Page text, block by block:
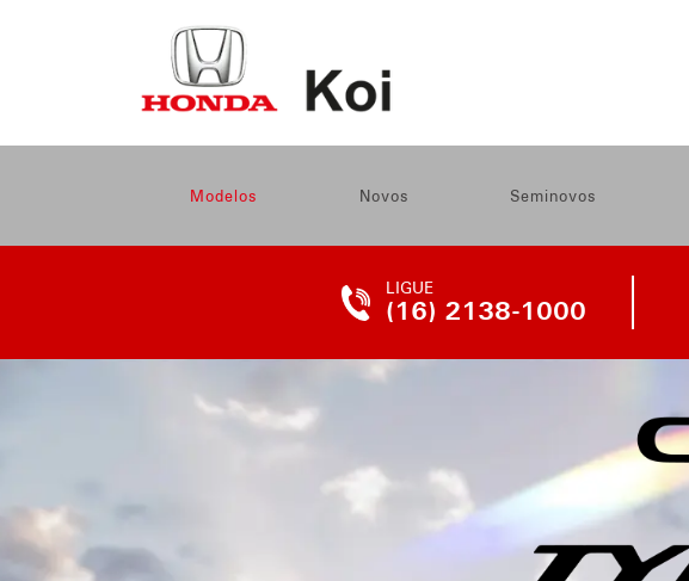
Modelos Novos Seminovos
TELEFONE
LIGUE
(16) 2138-1000